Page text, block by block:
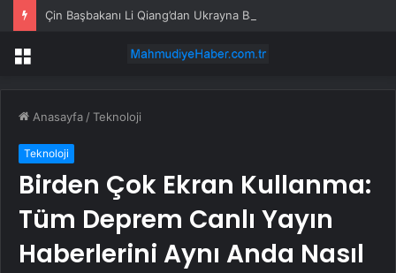
Menü
Anasayfa /Teknoloji
Teknoloji
Birden Çok Ekran Kullanma:
Tüm Deprem Canlı Yayın
Haberlerini Aynı Anda Nasıl